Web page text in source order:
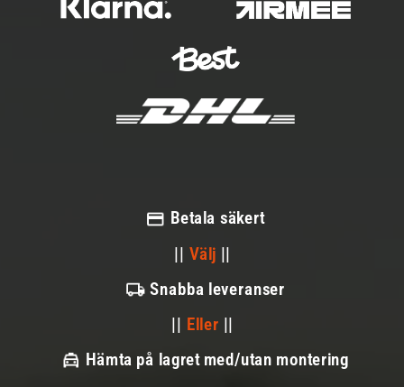
Betala säkert
|| Välj ||
Snabba leveranser
|| Eller ||
Hämta på lagret med/utan montering